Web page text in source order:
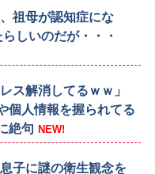
祖母が認知症にな
しいのだが・・・
ス解消してるｗｗ」
個人情報を握られてる
絶句 NEW!
子に謎の衛生観念を